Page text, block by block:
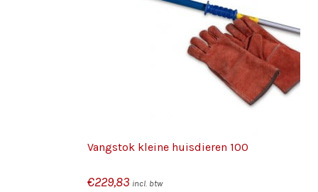
Vangstok kleine huisdieren 100
€229,83 incl. btw
TOEVOEGEN AAN WINKELWAGEN
DETAILS